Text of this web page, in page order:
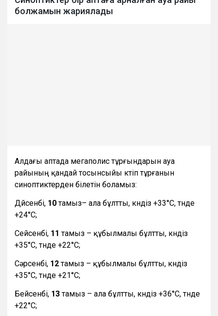
болжамын жариялады
Алдағы аптада мегаполис тұрғындарын ауа
райының қандай тосынсыйы күтіп тұрғанын
синоптиктерден білетін боламыз:
Дүйсенбі, 10тамыз– ала бұлтты, күндіз +33°С, түнде
+24°С;
Сейсенбі, 11тамыз – құбылмалы бұлтты, күндіз
+35°С, түнде +22°С;
Сәрсенбі, 12тамыз – құбылмалы бұлтты, күндіз
+35°С, түнде +21°С;
Бейсенбі, 13тамыз – ала бұлтты, күндіз +36°С, түнде
+22°С;